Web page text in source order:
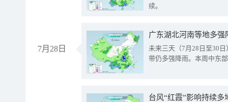
续。
7月28日
广东湖北河南等地多
未来三天（7月28日至30
带仍多强降雨。本周中东
台风“红霞”影响持续